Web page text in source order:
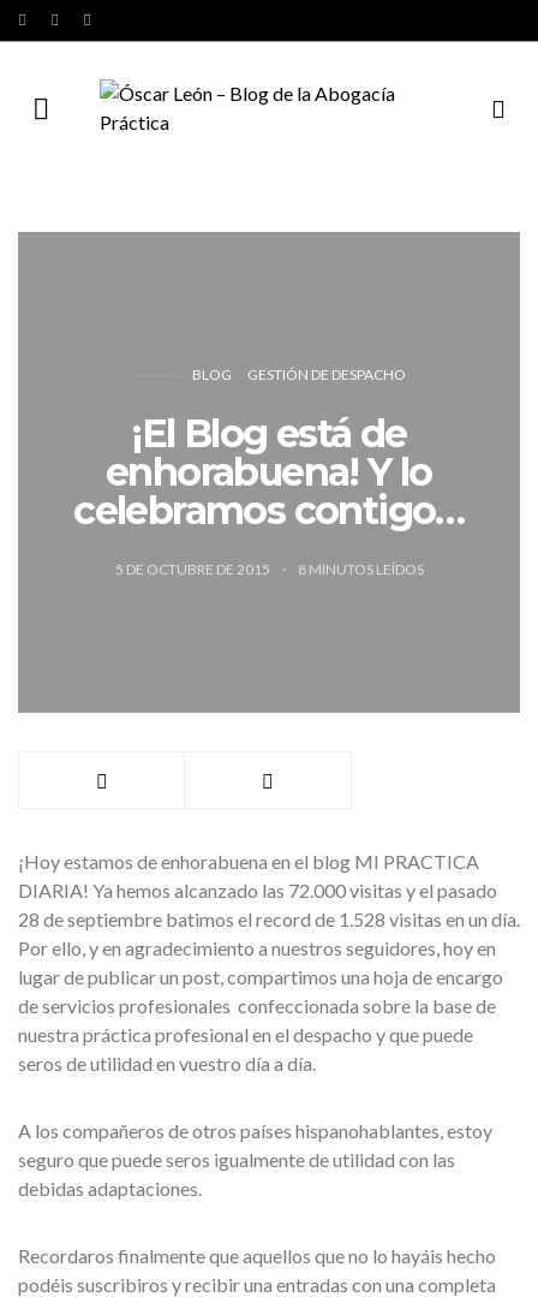
BLOG GESTIÓN DE DESPACHO
¡El Blog está de
enhorabuena! Y lo
celebramos contigo…
5 DE OCTUBRE DE 2015 8 MINUTOS LEÍDOS
¡Hoy estamos de enhorabuena en el blog MI PRACTICA
DIARIA! Ya hemos alcanzado las 72.000 visitas y el pasado
28 de septiembre batimos el record de 1.528 visitas en un día.
Por ello, y en agradecimiento a nuestros seguidores, hoy en
lugar de publicar un post, compartimos una hoja de encargo
de servicios profesionales confeccionada sobre la base de
nuestra práctica profesional en el despacho y que puede
seros de utilidad en vuestro día a día.
A los compañeros de otros países hispanohablantes, estoy
seguro que puede seros igualmente de utilidad con las
debidas adaptaciones.
Recordaros finalmente que aquellos que no lo hayáis hecho
podéis suscribiros y recibir una entradas con una completa